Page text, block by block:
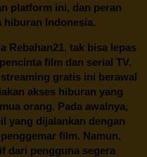
platform ini, dan peran
hiburan Indonesia.
Rebahan21, tak bisa lepas
film dan serial TV.
gratis ini berawal
akses hiburan yang
orang. Pada awalnya,
yang dijalankan dengan
film. Namun,
dari pengguna segera